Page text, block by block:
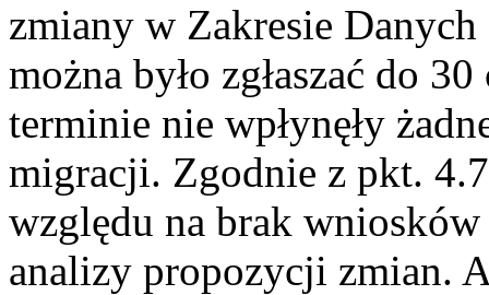
zmiany w Zakresie
można było zgłaszać do
terminie nie wpłynęły
migracji. Zgodnie z pkt.
względu na brak
analizy propozycji zmian.